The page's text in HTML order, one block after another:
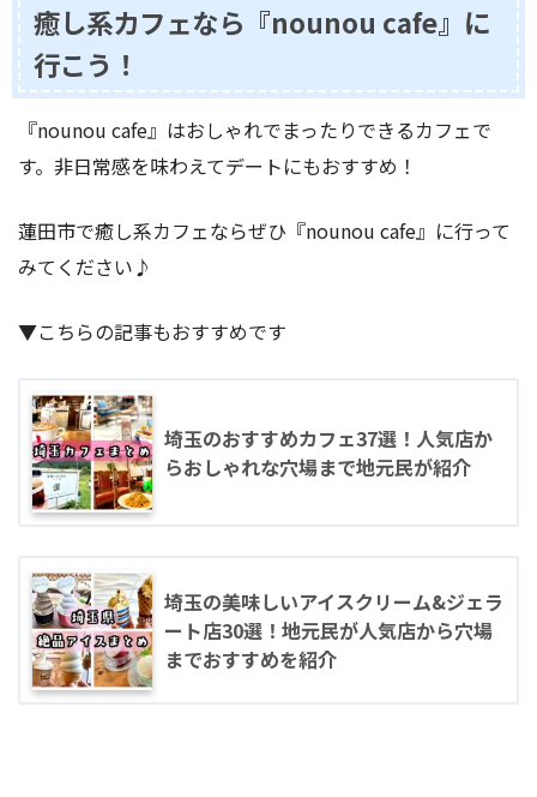
癒し系カフェなら『nounou cafe』に
行こう！
『nounou cafe』はおしゃれでまったりできるカフェで
す。非日常感を味わえてデートにもおすすめ！
蓮田市で癒し系カフェならぜひ『nounou cafe』に行って
みてください♪
▼こちらの記事もおすすめです
埼玉のおすすめカフェ37選！人気店か
らおしゃれな穴場まで地元民が紹介
埼玉の美味しいアイスクリーム&ジェラ
ート店30選！地元民が人気店から穴場
までおすすめを紹介